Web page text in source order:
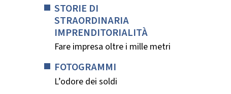
STORIE DI
STRAORDINARIA
IMPRENDITORIALITÀ
Fare impresa oltre i mille metri
FOTOGRAMMI
L’odore dei soldi